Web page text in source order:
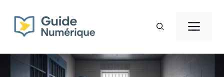
contenu